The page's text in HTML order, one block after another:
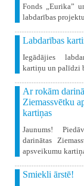
Fonds „Eurika”
labdarības
Labdarības
Iegādājies
kartiņu un palīdzi
Ar rokām
Ziemassvētku
kartiņas
Jaunums!
darinātas
apsveikumu
Smiekli ārstē!